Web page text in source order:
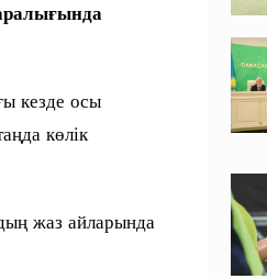
кезде осы
көлік
жаз айларында